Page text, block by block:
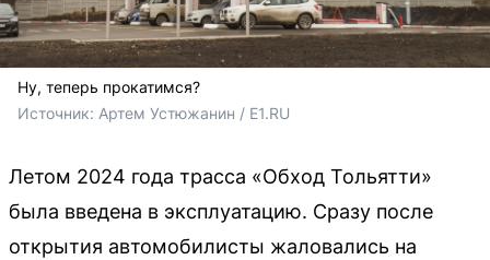
Ну, теперь прокатимся?
Источник: Артем Устюжанин / E1.RU
Летом 2024 года трасса «Обход Тольятти»
была введена в эксплуатацию. Сразу после
открытия автомобилисты жаловались на